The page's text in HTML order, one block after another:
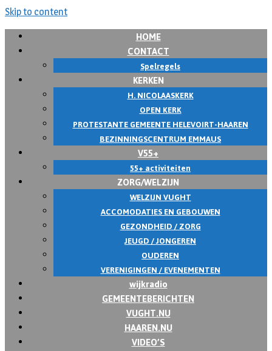
Skip to content
HOME
CONTACT
Spelregels
KERKEN
H. NICOLAASKERK
OPEN KERK
PROTESTANTE GEMEENTE HELEVOIRT-HAAREN
BEZINNINGSCENTRUM EMMAUS
V55+
55+ activiteiten
ZORG/WELZIJN
WELZIJN VUGHT
ACCOMODATIES EN GEBOUWEN
GEZONDHEID / ZORG
JEUGD / JONGEREN
OUDEREN
VERENIGINGEN / EVENEMENTEN
wijkradio
GEMEENTEBERICHTEN
VUGHT.NU
HAAREN.NU
VIDEO’S